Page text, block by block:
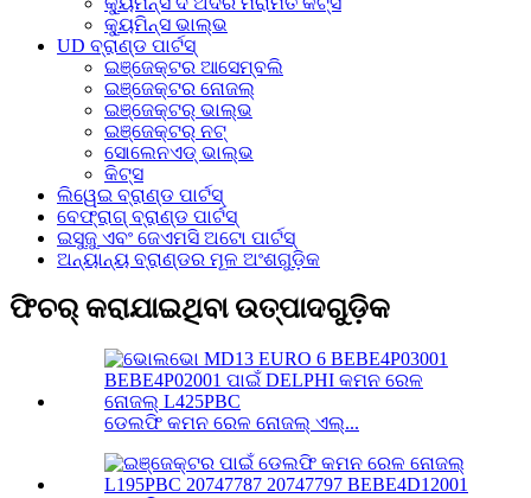
କ୍ୟୁମିନ୍ସ ଭାଲ୍ଭ
UD ବ୍ରାଣ୍ଡ ପାର୍ଟସ୍
ଇଞ୍ଜେକ୍ଟର ଆସେମ୍ବଲି
ଇଞ୍ଜେକ୍ଟର ନୋଜଲ୍
ଇଞ୍ଜେକ୍ଟର୍ ଭାଲ୍ଭ
ଇଞ୍ଜେକ୍ଟର୍ ନଟ୍
ସୋଲେନଏଡ୍ ଭାଲ୍ଭ
କିଟ୍ସ
ଲିୱେଇ ବ୍ରାଣ୍ଡ ପାର୍ଟସ୍
ବେଫ୍ରାଗ୍ ବ୍ରାଣ୍ଡ ପାର୍ଟସ୍
ଇସୁଜୁ ଏବଂ ଜେଏମସି ଅଟୋ ପାର୍ଟସ୍
ଅନ୍ୟାନ୍ୟ ବ୍ରାଣ୍ଡର ମୂଳ ଅଂଶଗୁଡ଼ିକ
ଫିଚର୍ କରାଯାଇଥିବା ଉତ୍ପାଦଗୁଡ଼ିକ
ଡେଲଫି କମନ ରେଳ ନୋଜଲ୍ ଏଲ୍...